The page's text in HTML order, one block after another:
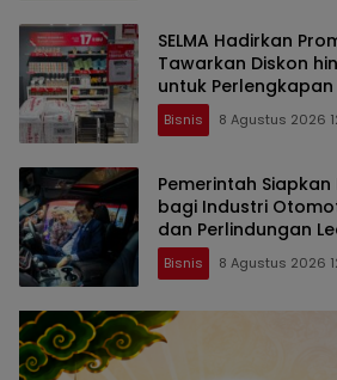
SELMA Hadirkan
Tawarkan Diskon
untuk Perlengkapan
Bisnis 8 Agustus 2026
Pemerintah Siapkan
bagi Industri
dan Perlindungan
Bisnis 8 Agustus 2026